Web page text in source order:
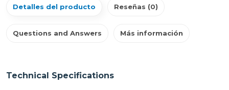
Detalles del producto Reseñas (0)
Questions and Answers Más información
Technical Specifications